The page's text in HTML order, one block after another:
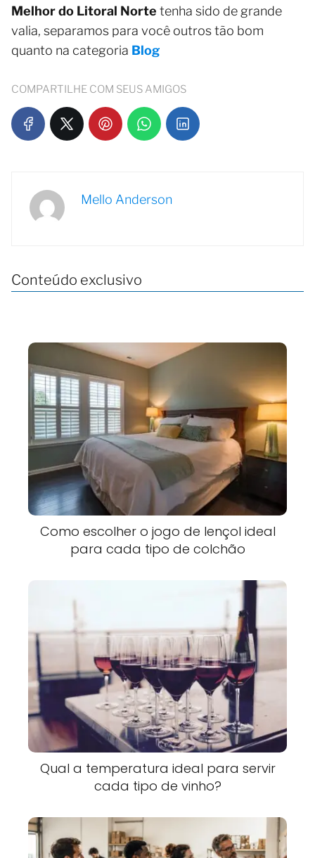
Melhor do Litoral Norte tenha sido de grande
valia, separamos para você outros tão bom
quanto na categoria Blog
COMPARTILHE COM SEUS AMIGOS
Mello Anderson
Conteúdo exclusivo
Como escolher o jogo de lençol ideal
para cada tipo de colchão
Qual a temperatura ideal para servir
cada tipo de vinho?